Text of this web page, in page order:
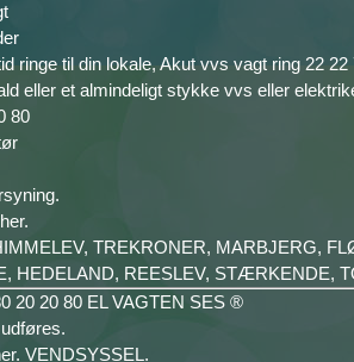
ringe til din lokale, Akut vvs vagt ring 22
eller et almindeligt stykke vvs eller
80
TREKRONER, MARBJERG,
HEDELAND, REESLEV,
20 20 80 EL VAGTEN SES ®
VENDSYSSEL.